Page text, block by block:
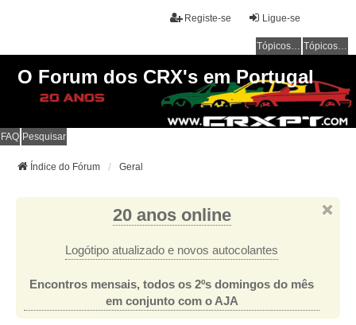
Ligue-se
Registe-se
Tópicos sem resposta Tópicos ativos
O Forum dos CRX's em Portugal
FAQ Pesquisar
Índice do Fórum Geral
20 anos online
Logótipo atualizado e novos autocolantes
Encontros mensais, todos os 2ºs domingos do mês
em conjunto com o AJA